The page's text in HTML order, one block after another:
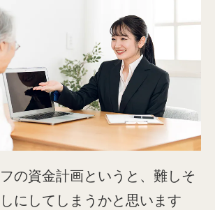
の資金計画というと、難しそ
にしてしまうかと思います